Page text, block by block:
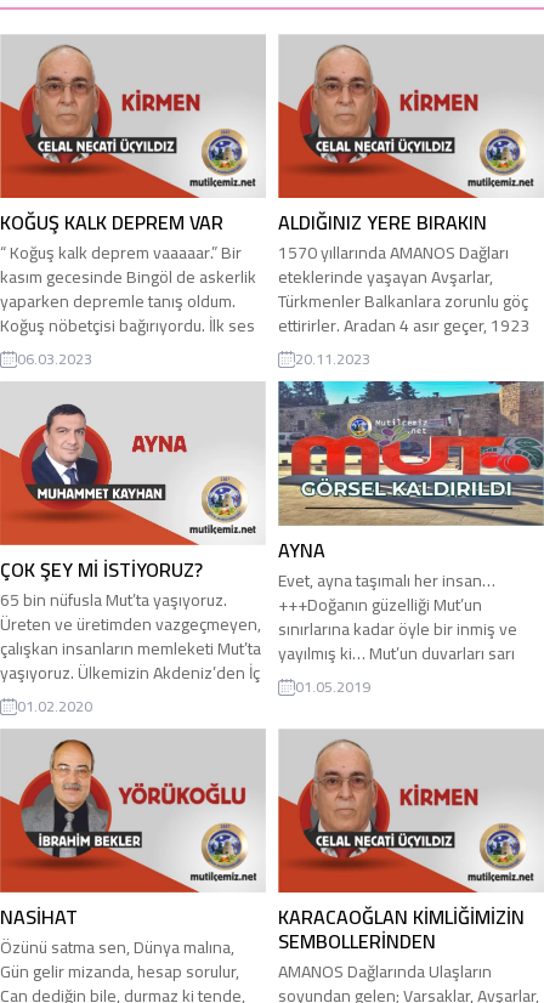
KOĞUŞ KALK DEPREM VAR
“ Koğuş kalk deprem vaaaaar.” Bir
kasım gecesinde Bingöl de askerlik
yaparken depremle tanış oldum.
Koğuş nöbetçisi bağırıyordu. İlk ses
ile birlikte koğuş boşalmıştı. Ben de
yarı şaşkın bakıyordum. Ranzalar bir
birine çarpıyordu. Koğuş nöbetçisi
yanıma geldi. Beni sarsmaya başladı.
“ Ne duruyon len, deprem oluyor. “
beni hızla koridora...
06.03.2023
ALDIĞINIZ YERE BIRAKIN
1570 yıllarında AMANOS Dağları
eteklerinde yaşayan Avşarlar,
Türkmenler Balkanlara zorunlu göç
ettirirler. Aradan 4 asır geçer, 1923
yılında Girit’ten Türkiye ye ikili
anlaşma gereğince Rumlardan
boşalan köylere Giritli göçmenler
getirilir. Gemilerle aylarca süren
yolculuk sırasında sorarlar: “Sizi
nereye bırakalım?” “Aldığınız yere
bırakın.” derler. Antalya, İçel, Adana,
Hatay’da iskele olan yerlere...
20.11.2023
ÇOK ŞEY Mİ İSTİYORUZ?
65 bin nüfusla Mut’ta yaşıyoruz.
Üreten ve üretimden vazgeçmeyen,
çalışkan insanların memleketi Mut’ta
yaşıyoruz. Ülkemizin Akdeniz’den İç
Anadolu’ya geçiş kapısı Toroslar’ın
eteğinde memleketimize sahip
çıkıyor, yaşadığımız toprakların
kıymetinin bilincinde olarak
memleket nöbetimizi gönüllü olarak
yerine getiriyoruz. Zeytin üretiyoruz.
Ülkemizin her köşesine zeytinimizi
ve zeytin yağımızı tanıtmak için
çabalıyor, 10 milyonu...
01.02.2020
AYNA
Evet, ayna taşımalı her insan…
+++Doğanın güzelliği Mut’un
sınırlarına kadar öyle bir inmiş ve
yayılmış ki… Mut’un duvarları sarı
/kırmızı ışık…Yalanı dolanı, hileyi
hurdayı alkışlayanlar, gün gelip hep
utanan insanlar olmuşlardır.
Alkışladıkları insanlar tarafından da
unutulan insanlar
olmuşlardır.+++Sosyal medyaya
bakıyorum; en ağır küfürler, en
yakışıksız sözler, bilgiçliğin,
bilgisizliğin bin bir örneği,...
01.05.2019
NASİHAT
Özünü satma sen, Dünya malına,
Gün gelir mizanda, hesap sorulur,
Can dediğin bile, durmaz ki tende,
KARACAOĞLAN KİMLİĞİMİZİN
SEMBOLLERİNDEN
AMANOS Dağlarında Ulaşların
soyundan gelen; Varsaklar, Avşarlar,